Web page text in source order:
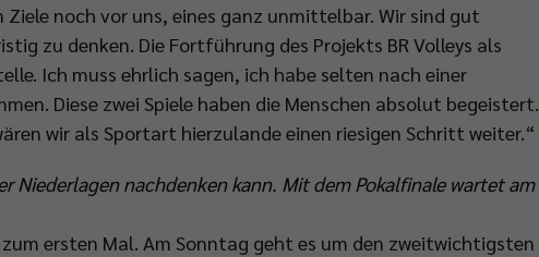
noch vor uns, eines ganz unmittelbar. Wir sind gut
zu denken. Die Fortführung des Projekts BR Volleys als
Ich muss ehrlich sagen, ich habe selten nach einer
Diese zwei Spiele haben die Menschen absolut begeistert.
wir als Sportart hierzulande einen riesigen Schritt weiter.“
Niederlagen nachdenken kann. Mit dem Pokalfinale wartet am
ersten Mal. Am Sonntag geht es um den zweitwichtigsten